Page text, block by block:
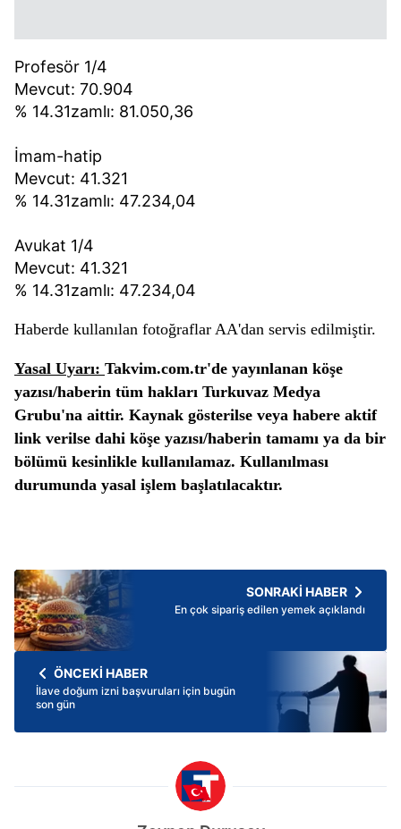
Profesör 1/4
Mevcut: 70.904
% 14.31zamlı: 81.050,36
İmam-hatip
Mevcut: 41.321
% 14.31zamlı: 47.234,04
Avukat 1/4
Mevcut: 41.321
% 14.31zamlı: 47.234,04
Haberde kullanılan fotoğraflar AA'dan servis edilmiştir.
Yasal Uyarı: Takvim.com.tr'de yayınlanan köşe
yazısı/haberin tüm hakları Turkuvaz Medya
Grubu'na aittir. Kaynak gösterilse veya habere aktif
link verilse dahi köşe yazısı/haberin tamamı ya da bir
bölümü kesinlikle kullanılamaz. Kullanılması
durumunda yasal işlem başlatılacaktır.
SONRAKİ HABER
En çok sipariş edilen yemek açıklandı
ÖNCEKİ HABER
İlave doğum izni başvuruları için bugün
son gün